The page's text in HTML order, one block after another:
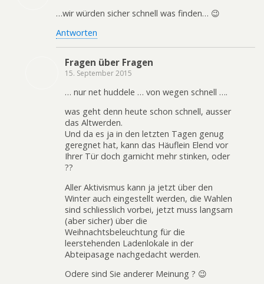
…wir würden sicher schnell was finden… 😉
Antworten
Fragen über Fragen
15. September 2015
… nur net huddele … von wegen schnell ….
was geht denn heute schon schnell, ausser
das Altwerden.
Und da es ja in den letzten Tagen genug
geregnet hat, kann das Häuflein Elend vor
Ihrer Tür doch garnicht mehr stinken, oder
??
Aller Aktivismus kann ja jetzt über den
Winter auch eingestellt werden, die Wahlen
sind schliesslich vorbei, jetzt muss langsam
(aber sicher) über die
Weihnachtsbeleuchtung für die
leerstehenden Ladenlokale in der
Abteipasage nachgedacht werden.
Odere sind Sie anderer Meinung ? 😉